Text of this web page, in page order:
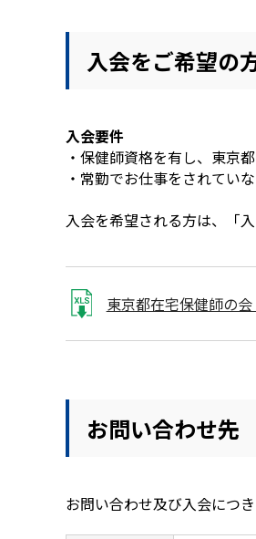
入会をご希望の
入会要件
・保健師資格を有し、東京
・常勤でお仕事をされてい
入会を希望される方は、「
東京都在宅保健師の
お問い合わせ先
お問い合わせ及び入会につ